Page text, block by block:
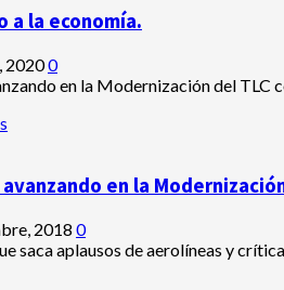
a la economía.
20200
en la
2018 0